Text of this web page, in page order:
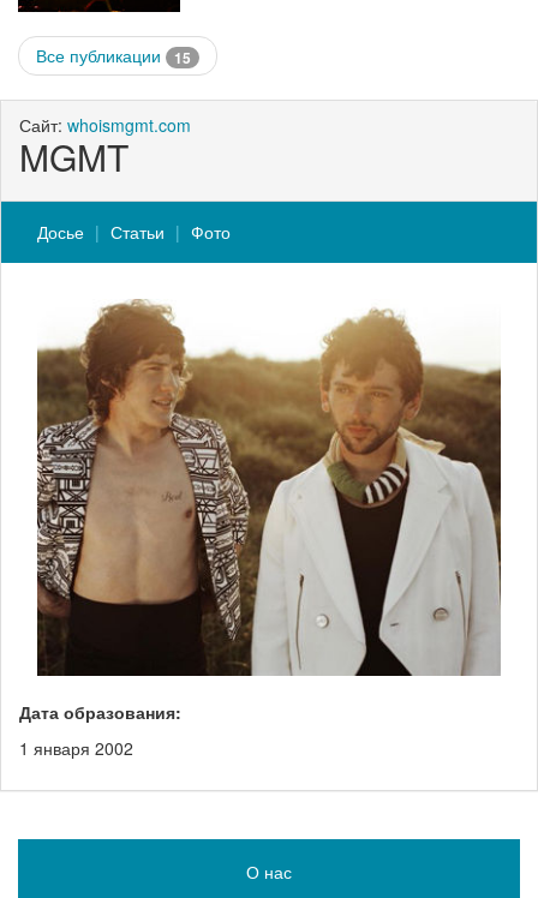
Все публикации 15
Сайт: whoismgmt.com
MGMT
Досье Статьи Фото
Дата образования:
1 января 2002
О нас